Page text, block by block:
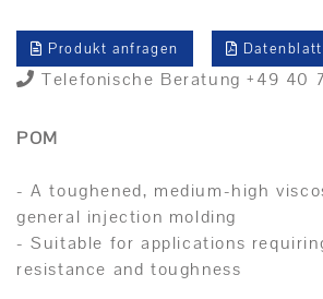
Produkt anfragen
Telefonische Beratung +49 40
POM
- A toughened, medium-high
general injection molding
- Suitable for applications
resistance and toughness